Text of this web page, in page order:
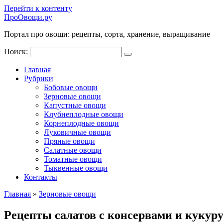
Перейти к контенту
ПроОвощи.ру
Портал про овощи: рецепты, сорта, хранение, выращивание
Поиск:
Главная
Рубрики
Бобовые овощи
Зерновые овощи
Капустные овощи
Клубнеплодные овощи
Корнеплодные овощи
Луковичные овощи
Пряные овощи
Салатные овощи
Томатные овощи
Тыквенные овощи
Контакты
Главная » Зерновые овощи
Рецепты салатов с консервами и